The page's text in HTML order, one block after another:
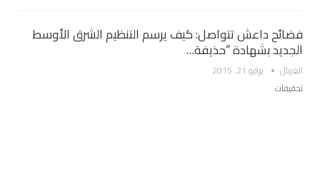
فضائح داعش تتواصل: كيف يرسم التنظيم الشرق الأوسط
الجديد بشهادة “حذيفة…
الغربال
يوليو 21, 2015
تحقيقات